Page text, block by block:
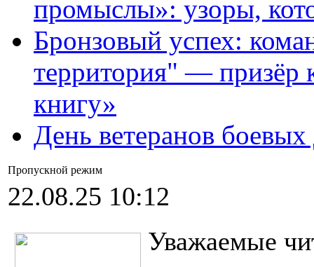
промыслы»: узоры,
Бронзовый успех:
территория" — призёр
книгу»
День ветеранов
Пропускной режим
22.08.25 10:12
Уважаемые